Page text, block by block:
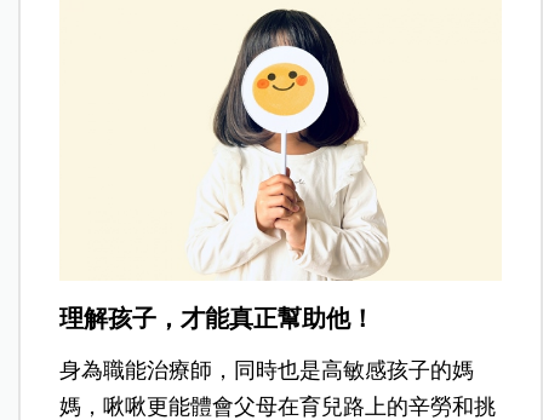
理解孩子，才能真正幫助他！
身為職能治療師，同時也是高敏感孩子的媽
媽，啾啾更能體會父母在育兒路上的辛勞和挑